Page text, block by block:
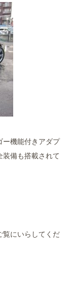
ー機能付きアダプ
備も搭載されて
にいらしてくだ